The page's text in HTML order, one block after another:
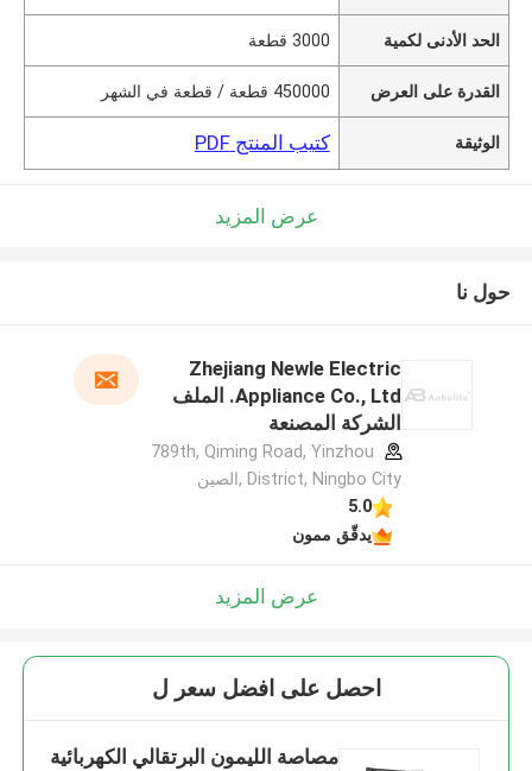
الحد الأدنى لكمية 3000 قطعة
القدرة على العرض 450000 قطعة / قطعة في الشهر
الوثيقة كتيب المنتج PDF
عرض المزيد
حول نا
Zhejiang Newle Electric
Appliance Co., Ltd. الملف
الشركة المصنعة
789th, Qiming Road, Yinzhou
District, Ningbo City ,الصين
5.0
يدقّق ممون
عرض المزيد
احصل على افضل سعر ل
مصاصة الليمون البرتقالي الكهربائية